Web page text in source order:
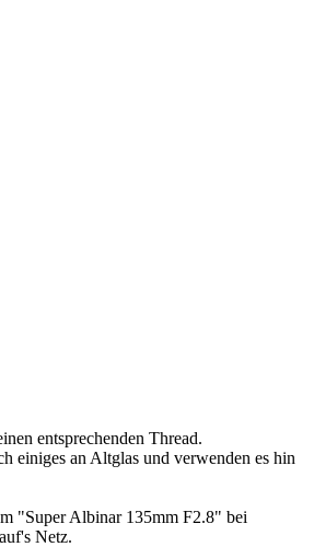
entsprechenden Thread.
einiges an Altglas und verwenden es hin
"Super Albinar 135mm F2.8" bei
Netz.